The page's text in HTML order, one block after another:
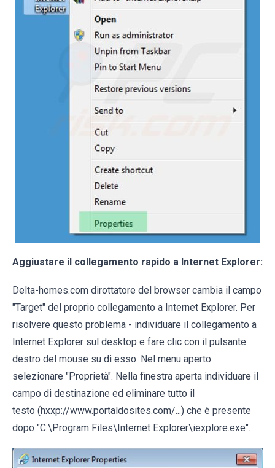
Aggiustare il collegamento rapido a Internet Explorer:
Delta-homes.com dirottatore del browser cambia il campo
"Target" del proprio collegamento a Internet Explorer. Per
risolvere questo problema - individuare il collegamento a
Internet Explorer sul desktop e fare clic con il pulsante
destro del mouse su di esso. Nel menu aperto
selezionare "Proprietà". Nella finestra aperta individuare il
campo di destinazione ed eliminare tutto il
testo (hxxp://www.portaldosites.com/...) che è presente
dopo "C:\Program Files\Internet Explorer\iexplore.exe".